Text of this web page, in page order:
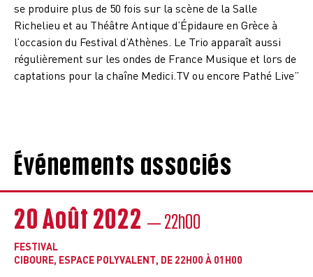
se produire plus de 50 fois sur la scène de la Salle
Richelieu et au Théâtre Antique d’Épidaure en Grèce à
l’occasion du Festival d’Athènes. Le Trio apparaît aussi
régulièrement sur les ondes de France Musique et lors de
captations pour la chaîne Medici.TV ou encore Pathé Live”
Événements associés
20 Août 2022 — 22h00
FESTIVAL
CIBOURE, ESPACE POLYVALENT, DE 22H00 À 01H00